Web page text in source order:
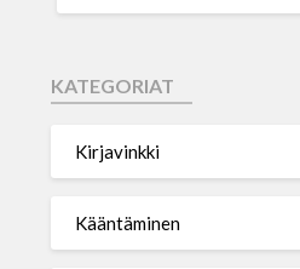
KATEGORIAT
Kirjavinkki
Kääntäminen